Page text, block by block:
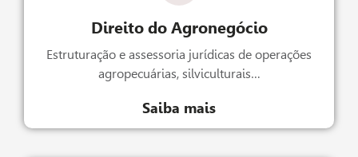
Direito do Agronegócio
Estruturação e assessoria jurídicas de operações
agropecuárias, silviculturais…
Saiba mais